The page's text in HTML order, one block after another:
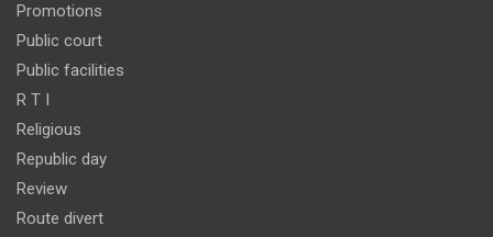
Promotions
Public court
Public facilities
R T I
Religious
Republic day
Review
Route divert